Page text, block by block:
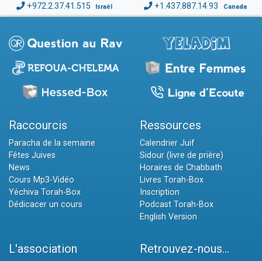
+972.2.37.41.515 Israël +1.437.887.14.93 Canada
Raccourcis
Paracha de la semaine
Fêtes Juives
News
Cours Mp3-Vidéo
Yéchiva Torah-Box
Dédicacer un cours
Ressources
Calendrier Juif
Sidour (livre de prière)
Horaires de Chabbath
Livres Torah-Box
Inscription
Podcast Torah-Box
English Version
L'association Retrouvez-nous...